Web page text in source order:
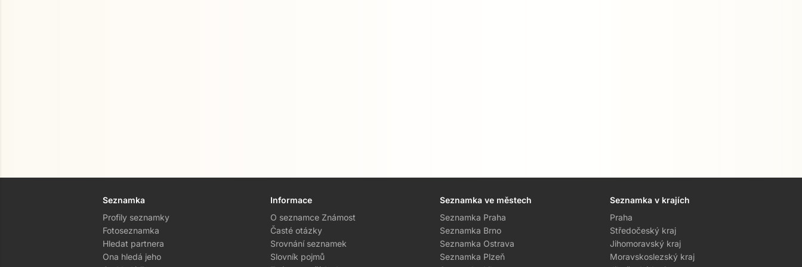
Seznamka
Profily seznamky
Fotoseznamka
Hledat partnera
Ona hledá jeho
Informace
O seznamce Známost
Časté otázky
Srovnání seznamek
Slovník pojmů
Seznamka ve městech
Seznamka Praha
Seznamka Brno
Seznamka Ostrava
Seznamka Plzeň
Seznamka v krajích
Praha
Středočeský kraj
Jihomoravský kraj
Moravskoslezský kraj